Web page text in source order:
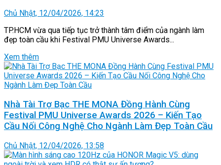
Chủ Nhật, 12/04/2026, 14:23
TP.HCM vừa qua tiếp tục trở thành tâm điểm của ngành làm
đẹp toàn cầu khi Festival PMU Universe Awards...
Xem thêm
Nhà Tài Trợ Bạc THE MONA Đồng Hành Cùng
Festival PMU Universe Awards 2026 – Kiến Tạo
Cầu Nối Công Nghệ Cho Ngành Làm Đẹp Toàn Cầu
Chủ Nhật, 12/04/2026, 13:58